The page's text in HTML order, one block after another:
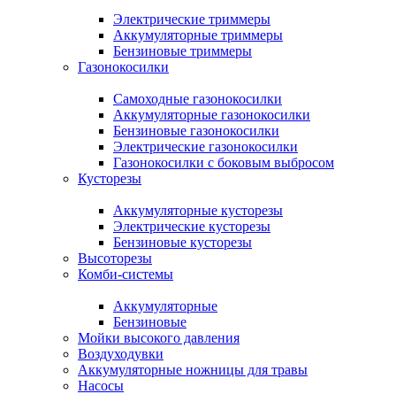
Электрические триммеры
Аккумуляторные триммеры
Бензиновые триммеры
Газонокосилки
Самоходные газонокосилки
Аккумуляторные газонокосилки
Бензиновые газонокосилки
Электрические газонокосилки
Газонокосилки с боковым выбросом
Кусторезы
Аккумуляторные кусторезы
Электрические кусторезы
Бензиновые кусторезы
Высоторезы
Комби-системы
Аккумуляторные
Бензиновые
Мойки высокого давления
Воздуходувки
Аккумуляторные ножницы для травы
Насосы